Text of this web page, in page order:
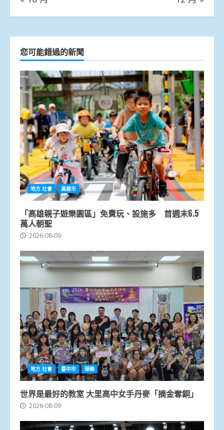
您可能錯過的新聞
地方.社會 高雄市
「高雄親子遊樂園區」免費玩、設施多 首週末6.5
萬人朝聖
2026-08-09
地方.社會 臺中市 頭條
世界是最好的教室 大里高中女手丹麥「摘金奪銅」
2026-08-09